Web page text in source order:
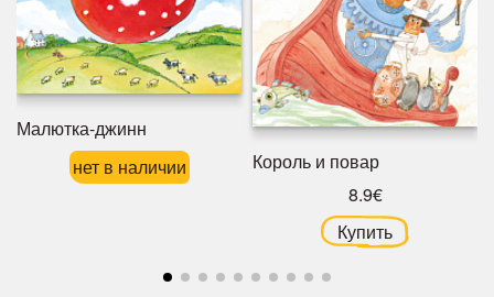
Малютка-джинн
нет в наличии
Король и повар
8.9€
Купить